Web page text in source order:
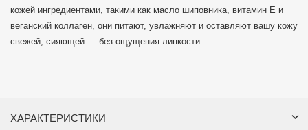
кожей ингредиентами, такими как масло шиповника, витамин Е и
веганский коллаген, они питают, увлажняют и оставляют вашу кожу
свежей, сияющей — без ощущения липкости.
ХАРАКТЕРИСТИКИ